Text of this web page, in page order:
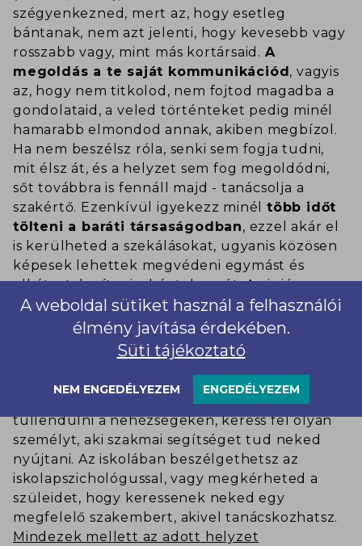
szégyenkezned, mert az, hogy esetleg
bántanak, nem azt jelenti, hogy kevesebb vagy
rosszabb vagy, mint más kortársaid. A
megoldás a te saját kommunikációd , vagyis
az, hogy nem titkolod, nem fojtod magadba a
gondolataid, a veled történteket pedig minél
hamarabb elmondod annak, akiben megbízol.
Ha nem beszélsz róla, senki sem fogja tudni,
mit élsz át, és a helyzet sem fog megoldódni,
sőt továbbra is fennáll majd - tanácsolja a
szakértő. Ezenkívül igyekezz minél több időt
tölteni a baráti társaságodban, ezzel akár el
is kerülheted a szekálásokat, ugyanis közösen
képesek lehettek megvédeni egymást és
elbátortalanítani a bántalmazót. Az is jó
módszer, ha megpróbálodfélvállról vennia
dolgot, esetlegelviccelni az inzultusokat,
hiszen ezáltal nem erősíted meg a bántalmazó
viselkedését, aki így azzal szembesül, hogy
nem érte el a célját nálad.
Ha semmilyen segítséggel nem tudsz
túllendülni a nehézségeken, keress fel olyan
személyt, aki szakmai segítséget tud neked
nyújtani. Az iskolában beszélgethetsz az
iskolapszichológussal, vagy megkérheted a
szüleidet, hogy keressenek neked egy
megfelelő szakembert, akivel tanácskozhatsz.
Mindezek mellett az adott helyzet
A weboldal sütiket használ a felhasználói
élmény javítása érdekében.
Süti tájékoztató
NEM ENGEDÉLYEZEM ENGEDÉLYEZEM